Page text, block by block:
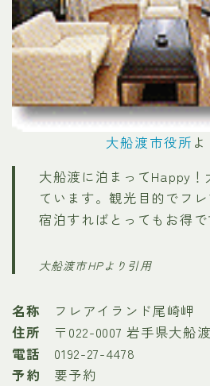
大船渡市役所
大船渡に泊まってHappy
ています。観光目的でフ
宿泊すればとってもお得で
大船渡市HPより引用
名称 フレアイランド尾崎岬
住所 〒022-0007 岩手県大船
電話 0192-27-4478
予約 要予約